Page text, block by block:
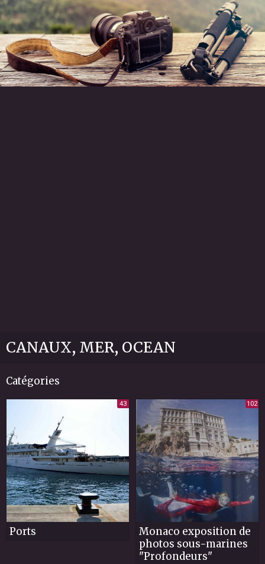
CANAUX, MER, OCEAN
Catégories
43
Ports
102
Monaco exposition de
photos sous-marines
"Profondeurs"